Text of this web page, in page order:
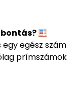
egész szám
prímszámok